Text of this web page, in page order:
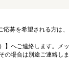
応募を希望される方は
】へご連絡します。メ
の場合は別途ご連絡し